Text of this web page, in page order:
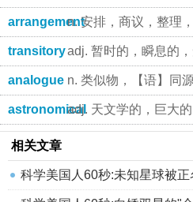
arrangementn. 安排，商议，整理
transitoryadj. 暂时的，瞬息的，
analogue n. 类似物，【语】同
astronomicaladj. 天文学的，巨大的
相关文章
科学美国人60秒:未知星球被正